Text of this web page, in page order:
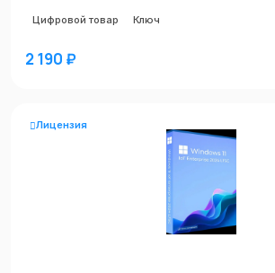
Цифровой товар Ключ
2 190 ₽
Лицензия